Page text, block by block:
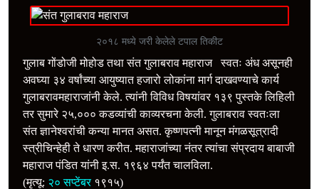
२०१८ मध्ये जरी केलेले टपाल तिकीट
गुलाब गोंडोजी मोहोड तथा संत गुलाबराव महाराज स्वतः अंध असूनही
अवघ्या ३४ वर्षांच्या आयुष्यात हजारो लोकांना मार्ग दाखवण्याचे कार्य
गुलाबरावमहाराजांनी केले. त्यांनी विविध विषयांवर १३९ पुस्तके लिहिली
तर सुमारे २५,००० कडव्यांची काव्यरचना केली. गुलाबराव स्‍वतःला
संत ज्ञानेश्वरांची कन्या मानत असत. कृष्णपत्‍नी मानून मंगळसूत्रादी
स्त्रीचिन्हेही ते धारण करीत. महाराजांच्या नंतर त्यांचा संप्रदाय बाबाजी
महाराज पंडित यांनी इ.स. १९६४ पर्यंत चालविला.
(मृत्यू: २० सप्टेंबर१९१५)